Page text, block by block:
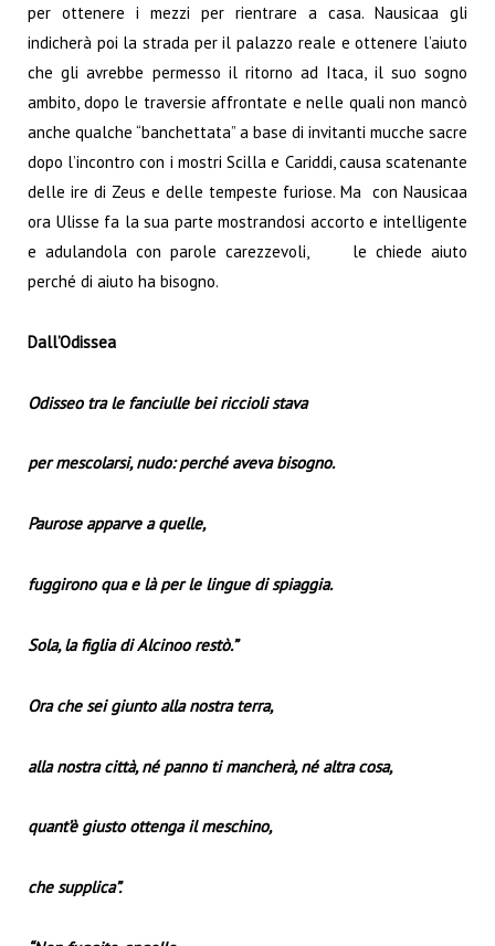
per ottenere i mezzi per rientrare a casa. Nausicaa gli
indicherà poi la strada per il palazzo reale e ottenere l’aiuto
che gli avrebbe permesso il ritorno ad Itaca, il suo sogno
ambito, dopo le traversie affrontate e nelle quali non mancò
anche qualche “banchettata” a base di invitanti mucche sacre
dopo l’incontro con i mostri Scilla e Cariddi, causa scatenante
delle ire di Zeus e delle tempeste furiose. Ma con Nausicaa
ora Ulisse fa la sua parte mostrandosi accorto e intelligente
e adulandola con parole carezzevoli, le chiede aiuto
perché di aiuto ha bisogno.
Dall’Odissea
Odisseo tra le fanciulle bei riccioli stava
per mescolarsi, nudo: perché aveva bisogno.
Paurose apparve a quelle,
fuggirono qua e là per le lingue di spiaggia.
Sola, la figlia di Alcinoo restò.”
Ora che sei giunto alla nostra terra,
alla nostra città, né panno ti mancherà, né altra cosa,
quant’è giusto ottenga il meschino,
che supplica”.